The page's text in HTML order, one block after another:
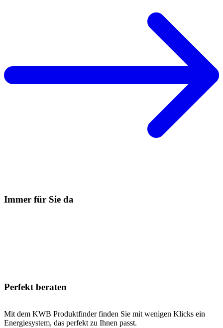
Immer für Sie da
Perfekt beraten
Mit dem KWB Produktfinder finden Sie mit wenigen Klicks ein
Energiesystem, das perfekt zu Ihnen passt.